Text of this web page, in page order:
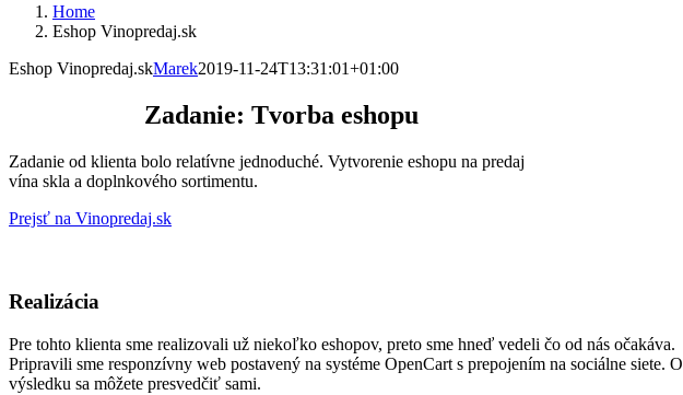
Home
Eshop Vinopredaj.sk
Eshop Vinopredaj.skMarek2019-11-24T13:31:01+01:00
Zadanie: Tvorba eshopu
Zadanie od klienta bolo relatívne jednoduché. Vytvorenie eshopu na predaj
vína skla a doplnkového sortimentu.
Prejsť na Vinopredaj.sk
Realizácia
Pre tohto klienta sme realizovali už niekoľko eshopov, preto sme hneď vedeli čo od nás očakáva.
Pripravili sme responzívny web postavený na systéme OpenCart s prepojením na sociálne siete. O
výsledku sa môžete presvedčiť sami.